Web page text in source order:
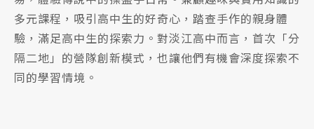
多元課程，吸引高中生的好奇心，踏查手作的親身體
驗，滿足高中生的探索力。對淡江高中而言，首次「分
隔二地」的營隊創新模式，也讓他們有機會深度探索不
同的學習情境。